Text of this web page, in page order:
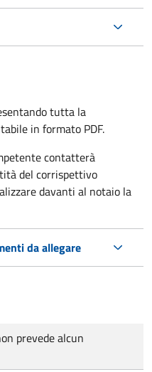
tutta la
in formato PDF.
contatterà
del corrispettivo
davanti al notaio la
da allegare
prevede alcun